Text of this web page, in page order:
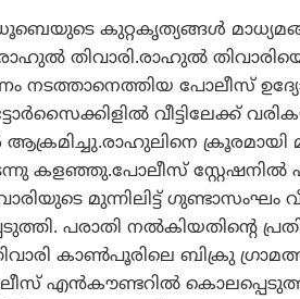
കുറ്റകൃത്യങ്ങൾ
തിവാരി.രാഹുൽ
നടത്താനെത്തിയ പോലീസ്
വീട്ടിലേക്ക്
ക്രൂരമായി
കളഞ്ഞു.പോലീസ് സ്റ്റേഷനിൽ
മുന്നിലിട്ട്
പരാതി നൽകിയതിന്റെ
കാൺപൂരിലെ ബിക്രു
എൻകൗണ്ടറിൽ